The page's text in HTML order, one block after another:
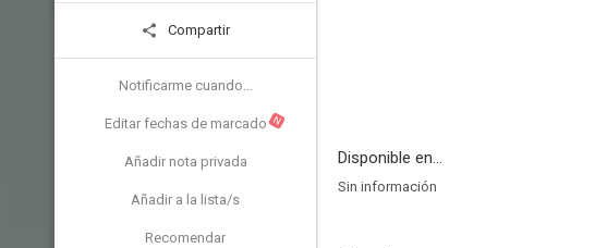
Compartir
Notificarme cuando...
Editar fechas de marcado N
Añadir nota privada
Añadir a la lista/s
Recomendar
Disponible en...
Sin información